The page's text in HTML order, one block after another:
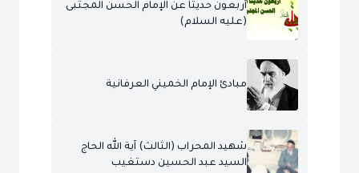
أربعون حديثاً عن الإمام الحسن المجتبى
(عليه السلام)
مبادئ الإمام الخميني العرفانية
شهيد المحراب (الثالث) آية الله الحاج
السيد عبد الحسين دستغيب